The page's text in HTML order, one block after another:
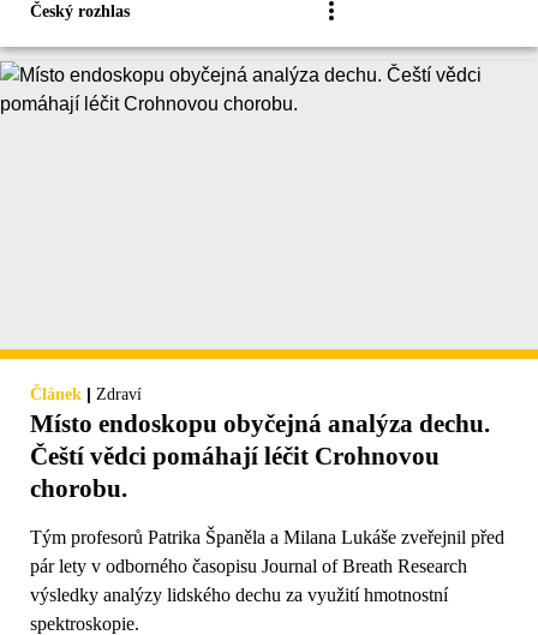
Český rozhlas
Článek | Zdraví
Místo endoskopu obyčejná analýza dechu.
Čeští vědci pomáhají léčit Crohnovou
chorobu.
Tým profesorů Patrika Španěla a Milana Lukáše zveřejnil před
pár lety v odborného časopisu Journal of Breath Research
výsledky analýzy lidského dechu za využití hmotnostní
spektroskopie.